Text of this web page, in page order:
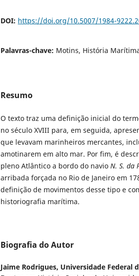
DOI: https://doi.org/10.5007/1984-
Palavras-chave: Motins, História
Resumo
O texto traz uma definição inicial do
no século XVIII para, em seguida,
que levavam marinheiros mercantes,
amotinarem em alto mar. Por fim, é
pleno Atlântico a bordo do navio N. S. da
arribada forçada no Rio de Janeiro em
definição de movimentos desse tipo e
historiografia marítima.
Biografia do Autor
Jaime Rodrigues, Universidade Federal